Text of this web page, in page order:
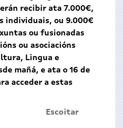
recibir ata 7.000€,
individuais, ou 9.000€
ou fusionadas
ou asociacións
Lingua e
mañá, e ata o 16 de
acceder a estas
Escoitar